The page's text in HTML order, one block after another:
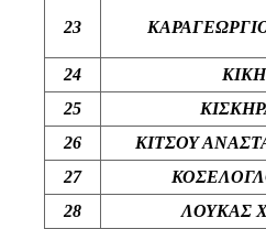
23
24
25
26
ΚΙΤΣΟΥ
27
28
ΛΟΥΚΑΣ